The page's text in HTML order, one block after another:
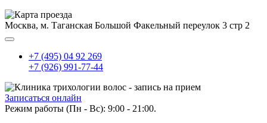
Москва, м. Таганская Большой Факельный переулок 3 стр 2
+7 (495) 04 92 269
+7 (926) 991-77-44
Записаться онлайн
Режим работы (Пн - Вс): 9:00 - 21:00.